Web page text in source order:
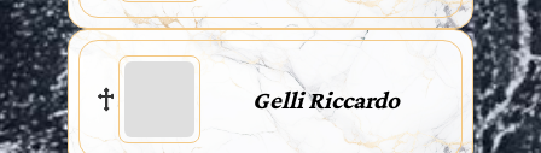
Gelli Riccardo